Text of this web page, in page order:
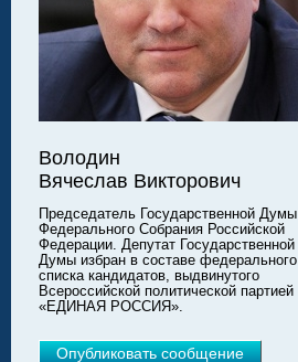
Володин
Вячеслав Викторович
Председатель Государственной Думы
Федерального Собрания Российской
Федерации. Депутат Государственной
Думы избран в составе федерального
списка кандидатов, выдвинутого
Всероссийской политической партией
«ЕДИНАЯ РОССИЯ».
Опубликовать сообщение